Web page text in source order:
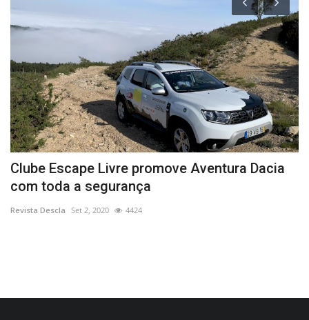
Clube Escape Livre promove Aventura Dacia
com toda a segurança
Revista Descla Set 2, 2020 4424